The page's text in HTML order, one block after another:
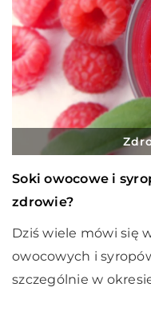
Soki owocowe i
zdrowie?
Dziś wiele mówi się
owocowych i
szczególnie w